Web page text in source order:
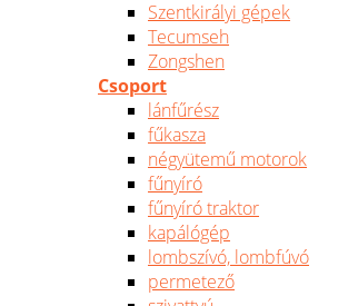
Szentkirályi gépek
Tecumseh
Zongshen
Csoport
lánfűrész
fűkasza
négyütemű motorok
fűnyíró
fűnyíró traktor
kapálógép
lombszívó, lombfúvó
permetező